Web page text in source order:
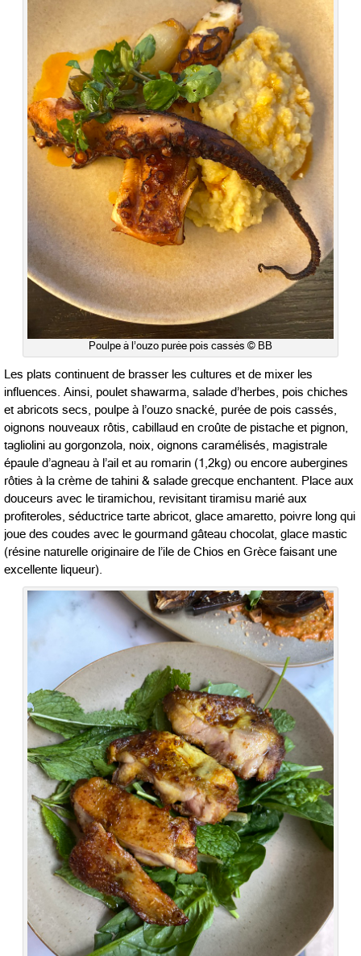
Poulpe à l’ouzo purée pois cassés © BB
Les plats continuent de brasser les cultures et de mixer les
influences. Ainsi, poulet shawarma, salade d’herbes, pois chiches
et abricots secs, poulpe à l’ouzo snacké, purée de pois cassés,
oignons nouveaux rôtis, cabillaud en croûte de pistache et pignon,
tagliolini au gorgonzola, noix, oignons caramélisés, magistrale
épaule d’agneau à l’ail et au romarin (1,2kg) ou encore aubergines
rôties à la crème de tahini & salade grecque enchantent. Place aux
douceurs avec le tiramichou, revisitant tiramisu marié aux
profiteroles, séductrice tarte abricot, glace amaretto, poivre long qui
joue des coudes avec le gourmand gâteau chocolat, glace mastic
(résine naturelle originaire de l’ile de Chios en Grèce faisant une
excellente liqueur).